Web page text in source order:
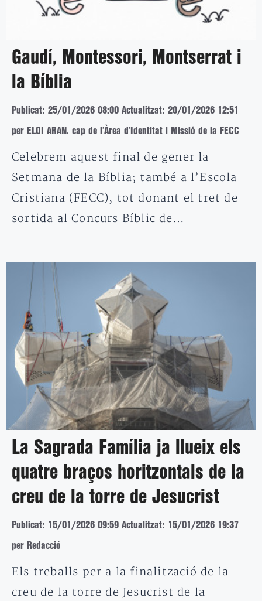
Gaudí, Montessori, Montserrat i
la Bíblia
Publicat: 25/01/2026 08:00 Actualitzat: 20/01/2026 12:51
per ELOI ARAN. cap de l’Àrea d’Identitat i Missió de la FECC
Celebrem aquest final de gener la
Setmana de la Bíblia; també a l’Escola
Cristiana (FECC), tot donant el tret de
sortida al Concurs Bíblic de…
La Sagrada Família ja llueix els
quatre braços horitzontals de la
creu de la torre de Jesucrist
Publicat: 15/01/2026 09:59 Actualitzat: 15/01/2026 19:37
per Redacció
Els treballs per a la finalització de la
creu de la torre de Jesucrist de la